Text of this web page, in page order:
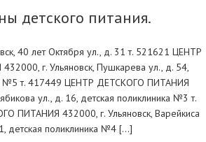
детского питания.
40 лет Октября ул., д. 31 т. 521621 ЦЕНТР
г. Ульяновск, Пушкарева ул., д. 54,
№5 т. 417449 ЦЕНТР ДЕТСКОГО ПИТАНИЯ
ул., д. 16, детская поликлиника №3 т.
ПИТАНИЯ 432000, г. Ульяновск, Варейкиса
детская поликлиника №4 […]